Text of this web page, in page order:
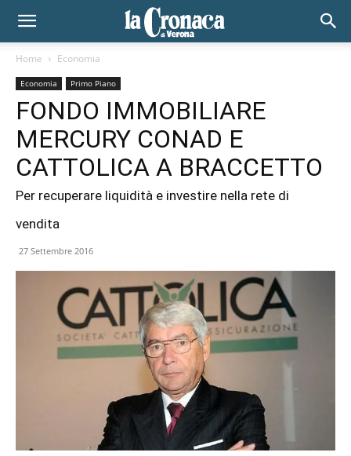
Home Economia
Economia Primo Piano
FONDO IMMOBILIARE
MERCURY CONAD E
CATTOLICA A BRACCETTO
Per recuperare liquidità e investire nella rete di
vendita
27 Settembre 2016